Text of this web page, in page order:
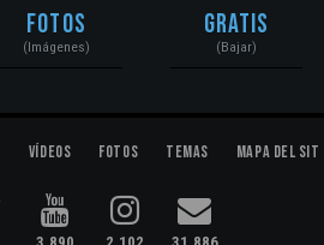
Fotos
(Imágenes)
Gratis
(Bajar)
Vídeos Fotos Temas Mapa del